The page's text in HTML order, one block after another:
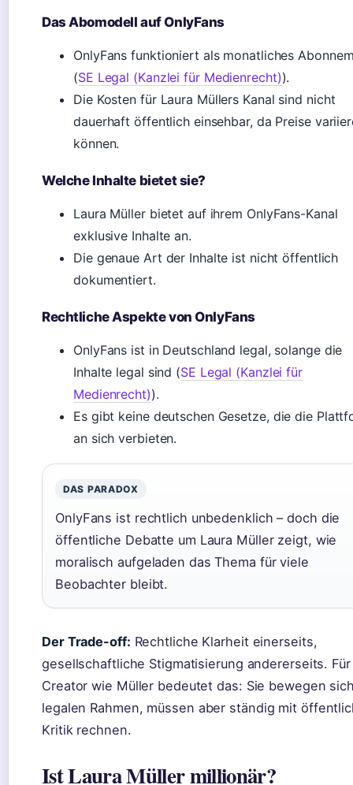
Das Abomodell auf OnlyFans
OnlyFans funktioniert als monatliches
(SE Legal (Kanzlei für Medienrecht)).
Die Kosten für Laura Müllers Kanal sind nicht
dauerhaft öffentlich einsehbar, da Preise
können.
Welche Inhalte bietet sie?
Laura Müller bietet auf ihrem OnlyFans-Kanal
exklusive Inhalte an.
Die genaue Art der Inhalte ist nicht öffentlich
dokumentiert.
Rechtliche Aspekte von OnlyFans
OnlyFans ist in Deutschland legal, solange die
Inhalte legal sind (SE Legal (Kanzlei für
Medienrecht)).
Es gibt keine deutschen Gesetze, die die
an sich verbieten.
DAS PARADOX
OnlyFans ist rechtlich unbedenklich – doch die
öffentliche Debatte um Laura Müller zeigt, wie
moralisch aufgeladen das Thema für viele
Beobachter bleibt.
Der Trade-off: Rechtliche Klarheit einerseits,
gesellschaftliche Stigmatisierung andererseits. Für
Creator wie Müller bedeutet das: Sie bewegen
legalen Rahmen, müssen aber ständig mit
Kritik rechnen.
Ist Laura Müller millionär?